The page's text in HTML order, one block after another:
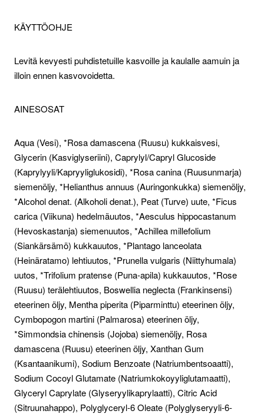
KÄYTTÖOHJE
Levitä kevyesti puhdistetuille kasvoille ja kaulalle aamuin ja
illoin ennen kasvovoidetta.
AINESOSAT
Aqua (Vesi), *Rosa damascena (Ruusu) kukkaisvesi,
Glycerin (Kasviglyseriini), Caprylyl/Capryl Glucoside
(Kaprylyyli/Kapryyliglukosidi), *Rosa canina (Ruusunmarja)
siemenöljy, *Helianthus annuus (Auringonkukka) siemenöljy,
*Alcohol denat. (Alkoholi denat.), Peat (Turve) uute, *Ficus
carica (Viikuna) hedelmäuutos, *Aesculus hippocastanum
(Hevoskastanja) siemenuutos, *Achillea millefolium
(Siankärsämö) kukkauutos, *Plantago lanceolata
(Heinäratamo) lehtiuutos, *Prunella vulgaris (Niittyhumala)
uutos, *Trifolium pratense (Puna-apila) kukkauutos, *Rose
(Ruusu) terälehtiuutos, Boswellia neglecta (Frankinsensi)
eteerinen öljy, Mentha piperita (Piparminttu) eteerinen öljy,
Cymbopogon martini (Palmarosa) eteerinen öljy,
*Simmondsia chinensis (Jojoba) siemenöljy, Rosa
damascena (Ruusu) eteerinen öljy, Xanthan Gum
(Ksantaanikumi), Sodium Benzoate (Natriumbentsoaatti),
Sodium Cocoyl Glutamate (Natriumkokoyyliglutamaatti),
Glyceryl Caprylate (Glyseryylikaprylaatti), Citric Acid
(Sitruunahappo), Polyglyceryl-6 Oleate (Polyglyseryyli-6-